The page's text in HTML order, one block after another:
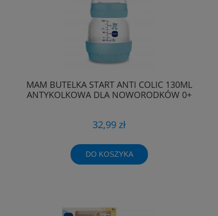
MAM BUTELKA START ANTI COLIC 130ML
ANTYKOLKOWA DLA NOWORODKÓW 0+
32,99 zł
DO KOSZYKA